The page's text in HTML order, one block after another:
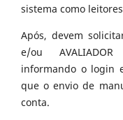
sistema como
Após, devem
e/ou
informando o login
que o envio de
conta.